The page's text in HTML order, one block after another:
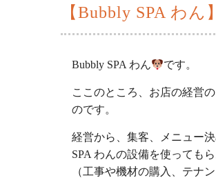
【Bubbly SPA わ
Bubbly SPA わん です。
ここのところ、お店の経営
のです。
経営から、集客、メニュー
SPA わんの設備を使っても
（工事や機材の購入、テナ